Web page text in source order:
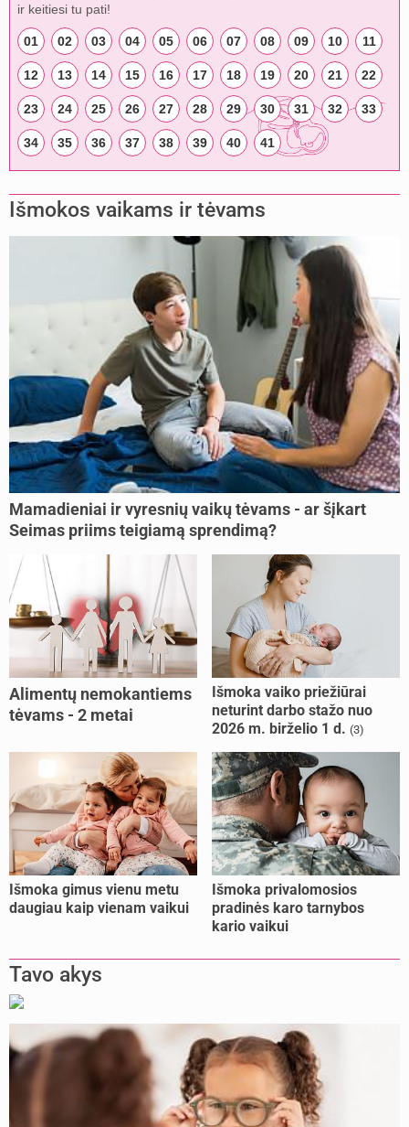
ir keitiesi tu pati!
01 02 03 04 05 06 07 08 09 10 11
12 13 14 15 16 17 18 19 20 21 22
23 24 25 26 27 28 29 30 31 32 33
34 35 36 37 38 39 40 41
Išmokos vaikams ir tėvams
Mamadieniai ir vyresnių vaikų tėvams - ar šįkart
Seimas priims teigiamą sprendimą?
Alimentų nemokantiems
tėvams - 2 metai
Išmoka vaiko priežiūrai
neturint darbo stažo nuo
2026 m. birželio 1 d. (3)
Išmoka gimus vienu metu
daugiau kaip vienam vaikui
Išmoka privalomosios
pradinės karo tarnybos
kario vaikui
Tavo akys